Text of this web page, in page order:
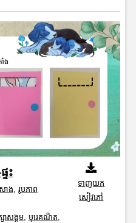
ះ
ាង, រូបភាព
ាសង្គម, បុរេគណិត,
ទាញយក
សៀវភៅ